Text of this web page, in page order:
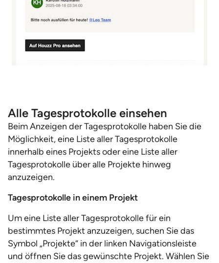
Alle Tagesprotokolle einsehen
Beim Anzeigen der Tagesprotokolle haben Sie die
Möglichkeit, eine Liste aller Tagesprotokolle
innerhalb eines Projekts oder eine Liste aller
Tagesprotokolle über alle Projekte hinweg
anzuzeigen.
Tagesprotokolle in einem Projekt
Um eine Liste aller Tagesprotokolle für ein
bestimmtes Projekt anzuzeigen, suchen Sie das
Symbol „Projekte“ in der linken Navigationsleiste
und öffnen Sie das gewünschte Projekt. Wählen Sie